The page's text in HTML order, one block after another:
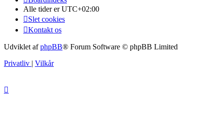
Alle tider erUTC+02:00
Slet cookies
Kontakt os
Udviklet afphpBB® Forum Software © phpBB Limited
Privatliv
Vilkår